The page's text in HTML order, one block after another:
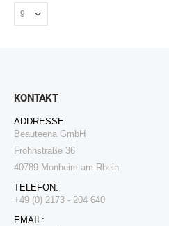
KONTAKT
ADDRESSE
Beauteena GmbH
Frohnstraße 36
40789 Monheim am Rhein
TELEFON:
+49 (0) 2173 - 204 640
EMAIL: